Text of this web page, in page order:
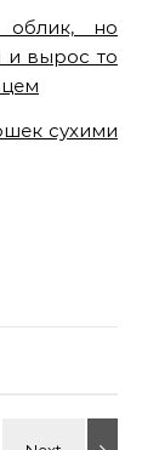
облик, но
и вырос то
сухими